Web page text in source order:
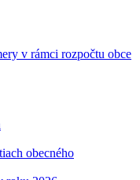
v rámci rozpočtu obce
obecného